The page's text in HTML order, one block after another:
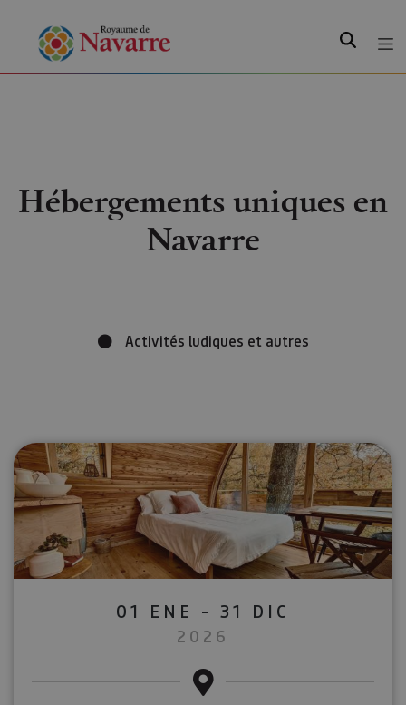
Hébergements uniques en
Navarre
Activités ludiques et autres
01 ENE - 31 DIC
2026